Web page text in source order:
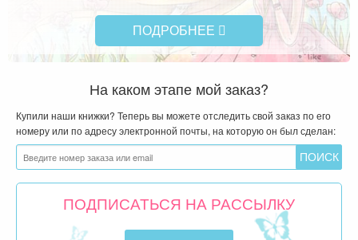
ПОДРОБНЕЕ
На каком этапе мой заказ?
Купили наши книжки? Теперь вы можете отследить свой заказ по его
номеру или по адресу электронной почты, на которую он был сделан:
ПОДПИСАТЬСЯ НА РАССЫЛКУ